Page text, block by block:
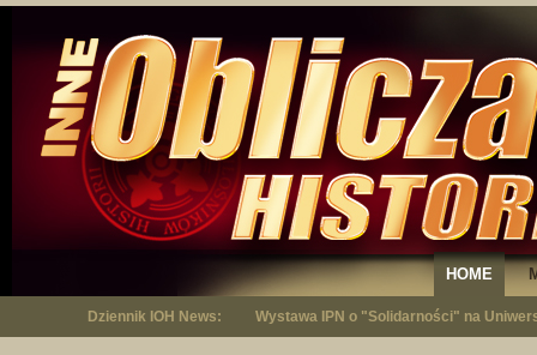
HOME
Dziennik IOH News: 40 lat temu bracia Kowalczykowie